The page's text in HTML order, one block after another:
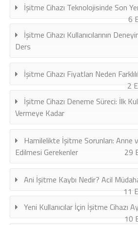
İşitme Cihazı Teknolojisinde Son
6
İşitme Cihazı Kullanıcılarının
Ders
İşitme Cihazı Fiyatları Neden
2
İşitme Cihazı Deneme Süreci: İlk
Vermeye Kadar
Hamilelikte İşitme Sorunları: Anne
Edilmesi Gerekenler
29
Ani İşitme Kaybı Nedir? Acil
11
Yeni Kullanıcılar İçin İşitme Cihazı
10